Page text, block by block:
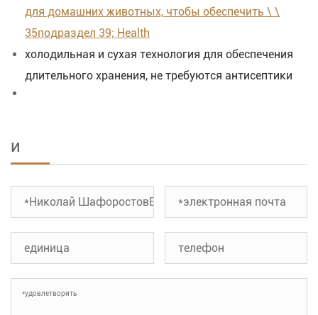
для домашних животных, чтобы обеспечить \ \
35подраздел 39; Health
холодильная и сухая технология для обеспечения
длительного хранения, не требуются антисептики
и